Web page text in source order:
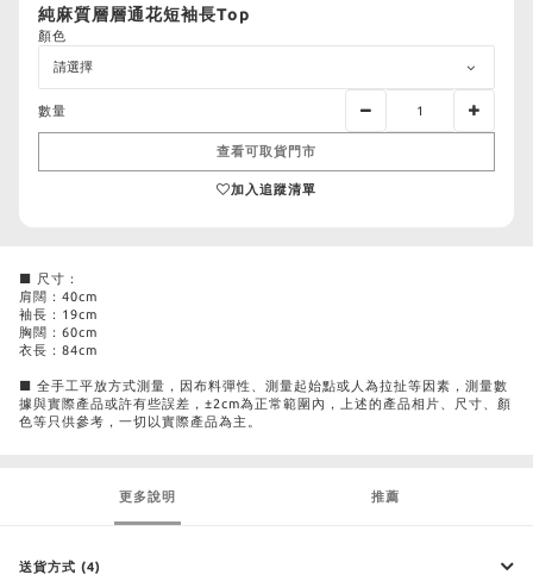
純麻質層層通花短袖長Top
顏色
數量
查看可取貨門市
加入追蹤清單
■ 尺寸：
肩闊：40cm
袖長：19cm
胸闊：60cm
衣長：84cm
■ 全手工平放方式測量，因布料彈性、測量起始點或人為拉扯等因素，測量數
據與實際產品或許有些誤差，±2cm為正常範圍內，上述的產品相片、尺寸、顏
色等只供參考，一切以實際產品為主。
更多說明 推薦
送貨方式 (4)